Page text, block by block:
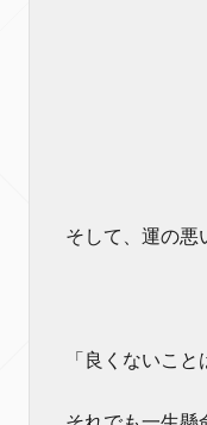
そして、運の悪
「良くないこ